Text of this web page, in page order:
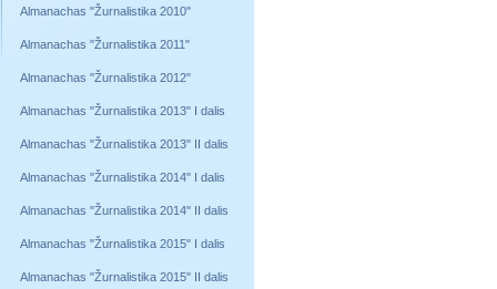
Almanachas "Žurnalistika 2010"
Almanachas "Žurnalistika 2011"
Almanachas "Žurnalistika 2012"
Almanachas "Žurnalistika 2013" I dalis
Almanachas "Žurnalistika 2013" II dalis
Almanachas "Žurnalistika 2014" I dalis
Almanachas "Žurnalistika 2014" II dalis
Almanachas "Žurnalistika 2015" I dalis
Almanachas "Žurnalistika 2015" II dalis